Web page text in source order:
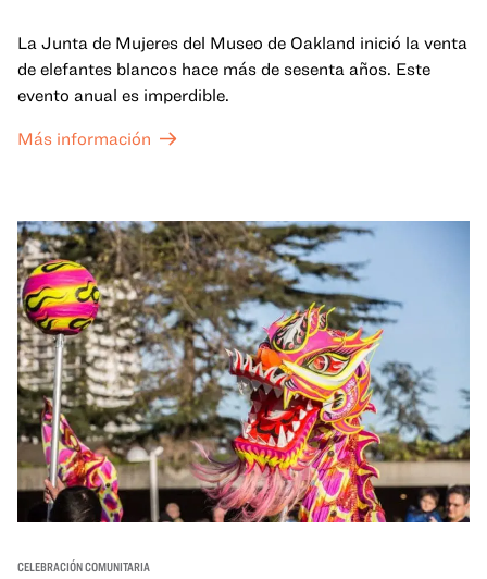
La Junta de Mujeres del Museo de Oakland inició la venta
de elefantes blancos hace más de sesenta años. Este
evento anual es imperdible.
Más información
CELEBRACIÓN COMUNITARIA